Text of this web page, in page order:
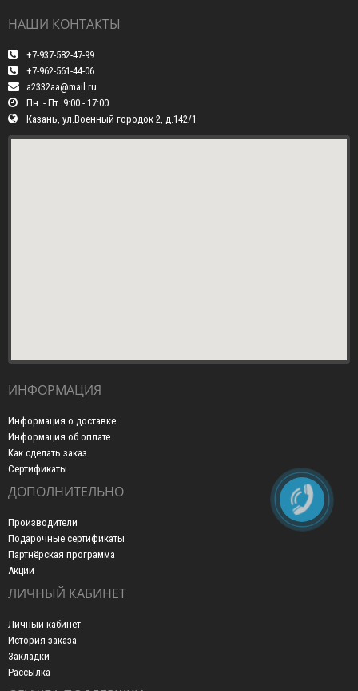
НАШИ КОНТАКТЫ
+7-937-582-47-99
+7-962-561-44-06
a2332aa@mail.ru
Пн. - Пт. 9:00 - 17:00
Казань, ул.Военный городок 2, д.142/1
ИНФОРМАЦИЯ
Информация о доставке
Информация об оплате
Как сделать заказ
Сертификаты
ДОПОЛНИТЕЛЬНО
Производители
Подарочные сертификаты
Партнёрская программа
Акции
ЛИЧНЫЙ КАБИНЕТ
Личный кабинет
История заказа
Закладки
Рассылка